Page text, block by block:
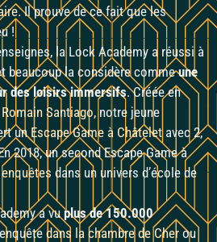
. Il prouve de ce fait que les
!
la Lock Academy a réussi à
beaucoup la considère commeune
des loisirs immersifs. Créée en
Santiago, notre jeune
unEscape Game à Châtelet avec 2,
2018, un second Escape Game à
dans un univers d’école de
a vuplus de 150.000
dans la chambre de Cher ou